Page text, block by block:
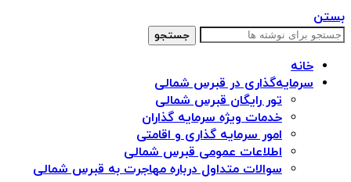
بستن
جستجو
خانه
سرمایه‌گذاری در قبرس شمالی
تور رایگان قبرس شمالی
خدمات ویژه سرمایه گذاران
امور سرمایه گذاری و اقامتی
اطلاعات عمومی قبرس شمالی
سوالات متداول درباره مهاجرت به قبرس شمالی